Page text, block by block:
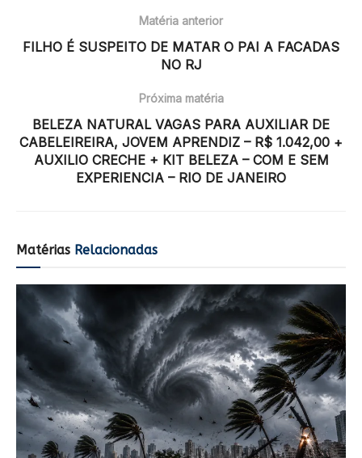
Matéria anterior
FILHO É SUSPEITO DE MATAR O PAI A FACADAS
NO RJ
Próxima matéria
BELEZA NATURAL VAGAS PARA AUXILIAR DE
CABELEIREIRA, JOVEM APRENDIZ – R$ 1.042,00 +
AUXILIO CRECHE + KIT BELEZA – COM E SEM
EXPERIENCIA – RIO DE JANEIRO
Matérias Relacionadas